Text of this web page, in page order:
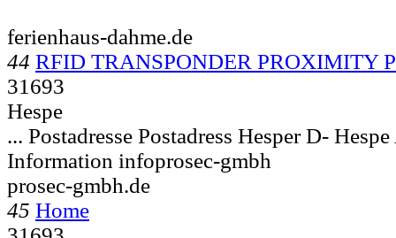
ferienhaus-dahme.de
44 RFID TRANSPONDER PROXIMITY
31693
Hespe
... Postadresse Postadress Hesper D-
Information infoprosec-gmbh
prosec-gmbh.de
45 Home